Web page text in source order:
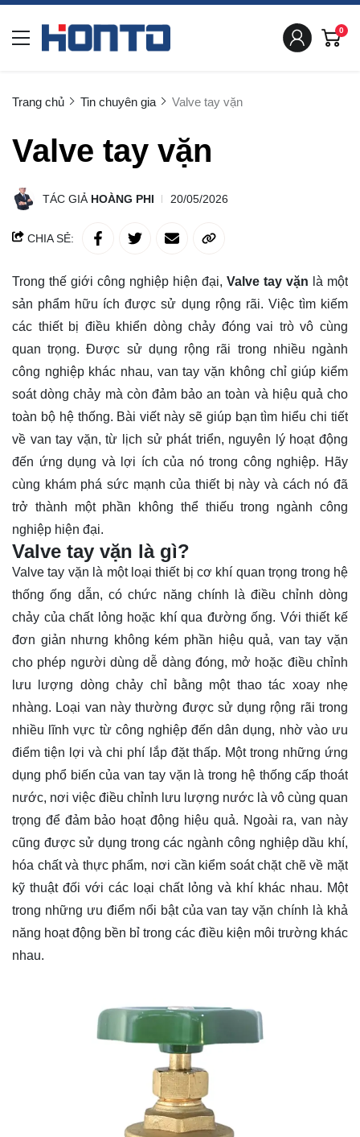
0
Trang chủ Tin chuyên gia Valve tay vặn
Valve tay vặn
TÁC GIẢ HOÀNG PHI 20/05/2026
CHIA SẺ:
Trong thế giới công nghiệp hiện đại, Valve tay vặn là một
sản phẩm hữu ích được sử dụng rộng rãi. Việc tìm kiếm
các thiết bị điều khiển dòng chảy đóng vai trò vô cùng
quan trọng. Được sử dụng rộng rãi trong nhiều ngành
công nghiệp khác nhau, van tay vặn không chỉ giúp kiểm
soát dòng chảy mà còn đảm bảo an toàn và hiệu quả cho
toàn bộ hệ thống. Bài viết này sẽ giúp bạn tìm hiểu chi tiết
về van tay vặn, từ lịch sử phát triển, nguyên lý hoạt động
đến ứng dụng và lợi ích của nó trong công nghiệp. Hãy
cùng khám phá sức mạnh của thiết bị này và cách nó đã
trở thành một phần không thể thiếu trong ngành công
nghiệp hiện đại.
Valve tay vặn là gì?
Valve tay vặn là một loại thiết bị cơ khí quan trọng trong hệ
thống ống dẫn, có chức năng chính là điều chỉnh dòng
chảy của chất lỏng hoặc khí qua đường ống. Với thiết kế
đơn giản nhưng không kém phần hiệu quả, van tay vặn
cho phép người dùng dễ dàng đóng, mở hoặc điều chỉnh
lưu lượng dòng chảy chỉ bằng một thao tác xoay nhẹ
nhàng. Loại van này thường được sử dụng rộng rãi trong
nhiều lĩnh vực từ công nghiệp đến dân dụng, nhờ vào ưu
điểm tiện lợi và chi phí lắp đặt thấp. Một trong những ứng
dụng phổ biến của van tay vặn là trong hệ thống cấp thoát
nước, nơi việc điều chỉnh lưu lượng nước là vô cùng quan
trọng để đảm bảo hoạt động hiệu quả. Ngoài ra, van này
cũng được sử dụng trong các ngành công nghiệp dầu khí,
hóa chất và thực phẩm, nơi cần kiểm soát chặt chẽ về mặt
kỹ thuật đối với các loại chất lỏng và khí khác nhau. Một
trong những ưu điểm nổi bật của van tay vặn chính là khả
năng hoạt động bền bỉ trong các điều kiện môi trường khác
nhau.